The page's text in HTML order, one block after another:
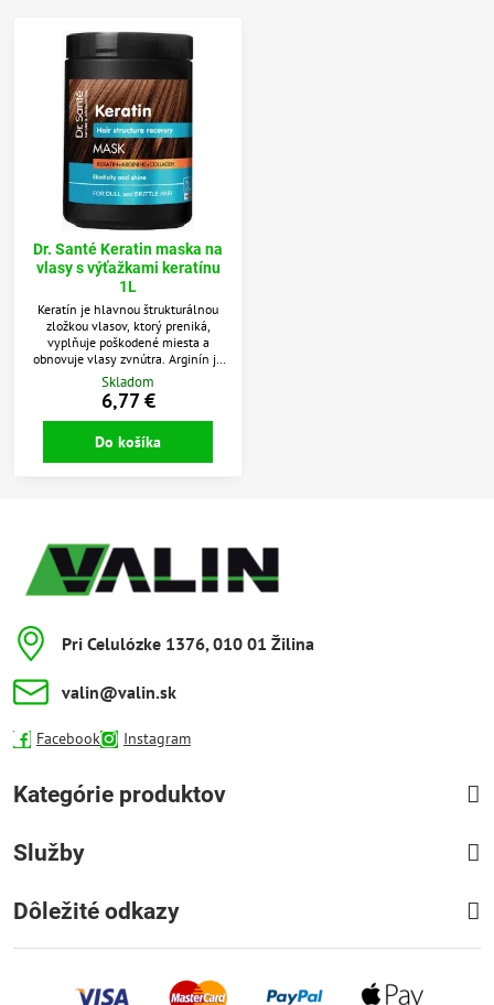
Dr. Santé Keratin maska na
vlasy s výťažkami keratínu
1L
Keratín je hlavnou štrukturálnou
zložkou vlasov, ktorý preniká,
vyplňuje poškodené miesta a
obnovuje vlasy zvnútra. Arginín je
aminokyselina, ktorá posilňuje a
stimuluje rast vlasov. Kolagén
dodáva vlasom neviditeľnú vrstvu,
ktorá ich posilňuje a chráni.
Krémová maska ​​hydratuje a
Skladom
6,77 €
Do košíka
Pri Celulózke 1376, 010 01 Žilina
valin​@valin​.sk
Facebook Instagram
Kategórie produktov
Služby
Dôležité odkazy